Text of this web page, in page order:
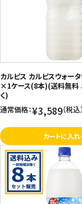
SHOP GUIDE
お問い合わせ
特定商取引法表
プライバシーポリシ
利用規約
会社概要
カルピス カルピスウォー
×1ケース(8本)(送料無料
く)
通常価格：¥3,589（税込）
カートに入れ